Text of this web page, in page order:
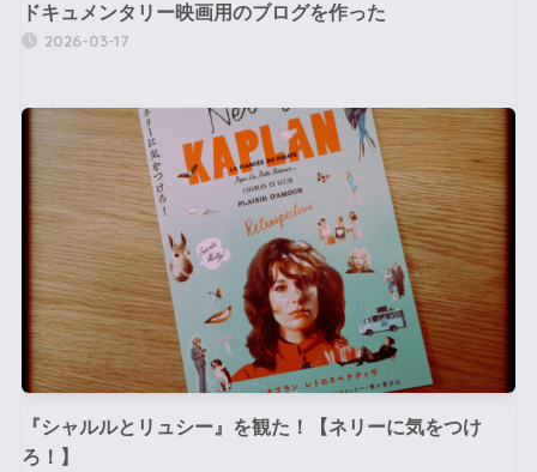
ドキュメンタリー映画用のブログを作った
2026-03-17
『シャルルとリュシー』を観た！【ネリーに気をつけ
ろ！】